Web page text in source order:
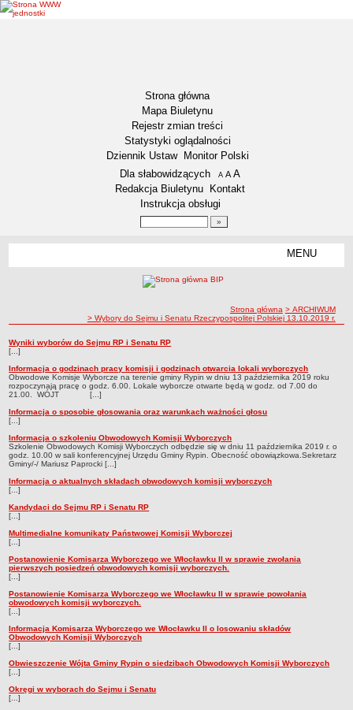
Strona główna
Mapa Biuletynu
Rejestr zmian treści
Statystyki oglądalności
Dziennik Ustaw
Monitor Polski
Menu dodatkowe
Dla słabowidzących A pomniejsz czcionkę
A standardowy rozmiar czcionki
A
Redakcja Biuletynu
Kontakt
Instrukcja obsługi
MENU
Lokalizacja
Insygnia gminy
Dane statystyczne
Zadania publiczne
Związki i stowarzyszenia
Rejestr zbiorów danych osobowych
Rejestr instytucji kultury
AKTUALNOŚCI I OGŁOSZENIA
Tabela informacyjna
Nr konta bankowego, NIP, REGON
Pracownicy urzędu - urząd gminy
Kompetencje referatów
Regulamin organizacyjny
ścieżka nawigacji
Strona główna > ARCHIWUM
> Wybory do Sejmu i Senatu Rzeczypospolitej Polskiej 13.10.2019 r.
Wybory do Sejmu i Senatu Rzeczypospolitej Polskiej 13.10.2019 r.
Wybory do Sejmu i Senatu Rzeczypospolitej Polskiej 13.10.2019 r.
Wyniki wyborów do Sejmu RP i Senatu RP
[...]
Informacja o godzinach pracy komisji i godzinach otwarcia lokali wyborczych
Obwodowe Komisje Wyborcze na terenie gminy Rypin w dniu 13 października 2019 roku
rozpoczynają pracę o godz. 6.00. Lokale wyborcze otwarte będą w godz. od 7.00 do
21.00. WÓJT [...]
Informacja o sposobie głosowania oraz warunkach ważności głosu
[...]
Informacja o szkoleniu Obwodowych Komisji Wyborczych
Szkolenie Obwodowych Komisji Wyborczych odbędzie się w dniu 11 października 2019 r. o
godz. 10.00 w sali konferencyjnej Urzędu Gminy Rypin. Obecność obowiązkowa.Sekretarz
Gminy/-/ Mariusz Paprocki [...]
Informacja o aktualnych składach obwodowych komisji wyborczych
[...]
Kandydaci do Sejmu RP i Senatu RP
[...]
Multimedialne komunikaty Państwowej Komisji Wyborczej
[...]
Postanowienie Komisarza Wyborczego we Włocławku II w sprawie zwołania
pierwszych posiedzeń obwodowych komisji wyborczych.
[...]
Postanowienie Komisarza Wyborczego we Włocławku II w sprawie powołania
obwodowych komisji wyborczych.
[...]
Informacja Komisarza Wyborczego we Włocławku II o losowaniu składów
Obwodowych Komisji Wyborczych
[...]
Obwieszczenie Wójta Gminy Rypin o siedzibach Obwodowych Komisji Wyborczych
[...]
Okręgi w wyborach do Sejmu i Senatu
[...]